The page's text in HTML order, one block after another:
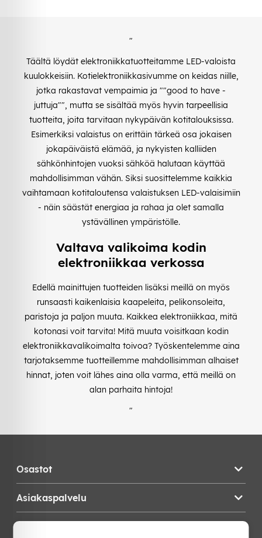
"
Täältä löydät elektroniikkatuotteitamme LED-valoista
kuulokkeisiin. Kotielektroniikkasivumme on keidas niille,
jotka rakastavat vempaimia ja ""good to have -
juttuja"", mutta se sisältää myös hyvin tarpeellisia
tuotteita, joita tarvitaan nykypäivän kotitalouksissa.
Esimerkiksi valaistus on erittäin tärkeä osa jokaisen
jokapäiväistä elämää, ja nykyisten kalliiden
sähkönhintojen vuoksi sähköä halutaan käyttää
mahdollisimman vähän. Siksi suosittelemme kaikkia
vaihtamaan kotitaloutensa valaistuksen LED-valaisimiin
- näin säästät energiaa ja rahaa ja olet samalla
ystävällinen ympäristölle.
Valtava valikoima kodin
elektroniikkaa verkossa
Edellä mainittujen tuotteiden lisäksi meillä on myös
runsaasti kaikenlaisia kaapeleita, pelikonsoleita,
paristoja ja paljon muuta. Kaikkea elektroniikkaa, mitä
kotonasi voit tarvita! Mitä muuta voisitkaan kodin
elektroniikkavalikoimalta toivoa? Työskentelemme aina
tarjotaksemme tuotteillemme mahdollisimman alhaiset
hinnat, joten voit lähes aina olla varma, että meillä on
alan parhaita hintoja!
"
Osastot
Asiakaspalvelu